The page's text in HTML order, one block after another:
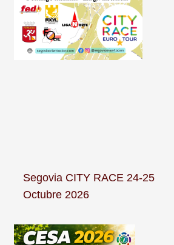
Segovia CITY RACE 24-25
Octubre 2026